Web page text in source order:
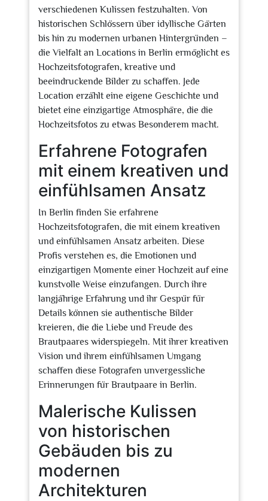
verschiedenen Kulissen festzuhalten. Von
historischen Schlössern über idyllische Gärten
bis hin zu modernen urbanen Hintergründen –
die Vielfalt an Locations in Berlin ermöglicht es
Hochzeitsfotografen, kreative und
beeindruckende Bilder zu schaffen. Jede
Location erzählt eine eigene Geschichte und
bietet eine einzigartige Atmosphäre, die die
Hochzeitsfotos zu etwas Besonderem macht.
Erfahrene Fotografen
mit einem kreativen und
einfühlsamen Ansatz
In Berlin finden Sie erfahrene
Hochzeitsfotografen, die mit einem kreativen
und einfühlsamen Ansatz arbeiten. Diese
Profis verstehen es, die Emotionen und
einzigartigen Momente einer Hochzeit auf eine
kunstvolle Weise einzufangen. Durch ihre
langjährige Erfahrung und ihr Gespür für
Details können sie authentische Bilder
kreieren, die die Liebe und Freude des
Brautpaares widerspiegeln. Mit ihrer kreativen
Vision und ihrem einfühlsamen Umgang
schaffen diese Fotografen unvergessliche
Erinnerungen für Brautpaare in Berlin.
Malerische Kulissen
von historischen
Gebäuden bis zu
modernen
Architekturen